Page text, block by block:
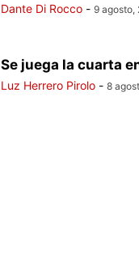
Dante Di Rocco - 9 agosto,
Se juega la cuarta
Luz Herrero Pirolo - 8